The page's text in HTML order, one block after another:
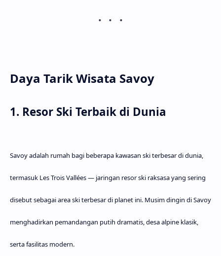
Daya Tarik Wisata Savoy
1. Resor Ski Terbaik di Dunia
Savoy adalah rumah bagi beberapa kawasan ski terbesar di dunia,
termasuk Les Trois Vallées — jaringan resor ski raksasa yang sering
disebut sebagai area ski terbesar di planet ini. Musim dingin di Savoy
menghadirkan pemandangan putih dramatis, desa alpine klasik,
serta fasilitas modern.